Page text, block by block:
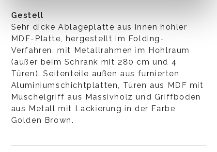
Gestell
Sehr dicke Ablageplatte aus innen hohler
MDF-Platte, hergestellt im Folding-
Verfahren, mit Metallrahmen im Hohlraum
(außer beim Schrank mit 280 cm und 4
Türen). Seitenteile außen aus furnierten
Aluminiumschichtplatten, Türen aus MDF mit
Muschelgriff aus Massivholz und Griffboden
aus Metall mit Lackierung in der Farbe
Golden Brown.